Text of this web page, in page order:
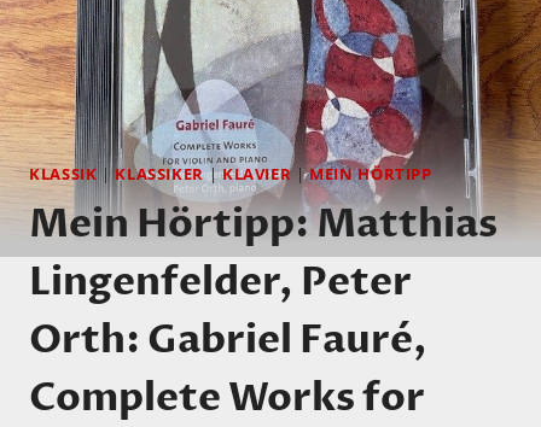
KLASSIK |KLASSIKER|KLAVIER|MEIN HÖRTIPP
Mein Hörtipp: Matthias
Lingenfelder, Peter
Orth: Gabriel Fauré,
Complete Works for